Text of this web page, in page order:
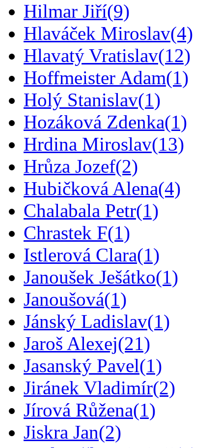
Hilmar Jiří(9)
Hlaváček Miroslav(4)
Hlavatý Vratislav(12)
Hoffmeister Adam(1)
Holý Stanislav(1)
Hozáková Zdenka(1)
Hrdina Miroslav(13)
Hrůza Jozef(2)
Hubičková Alena(4)
Chalabala Petr(1)
Chrastek F(1)
Istlerová Clara(1)
Janoušek Ješátko(1)
Janoušová(1)
Jánský Ladislav(1)
Jaroš Alexej(21)
Jasanský Pavel(1)
Jiránek Vladimír(2)
Jírová Růžena(1)
Jiskra Jan(2)